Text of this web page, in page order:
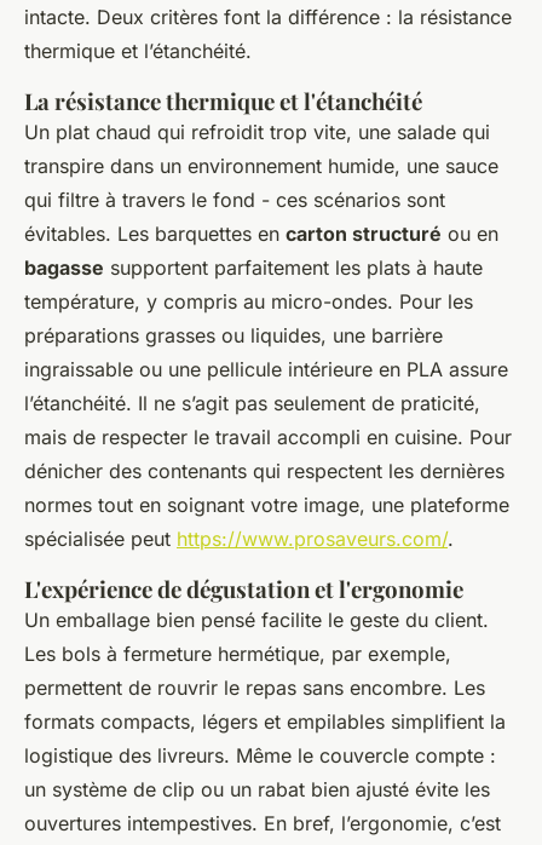
intacte. Deux critères font la différence : la résistance
thermique et l’étanchéité.
La résistance thermique et l'étanchéité
Un plat chaud qui refroidit trop vite, une salade qui
transpire dans un environnement humide, une sauce
qui filtre à travers le fond - ces scénarios sont
évitables. Les barquettes en carton structuré ou en
bagasse supportent parfaitement les plats à haute
température, y compris au micro-ondes. Pour les
préparations grasses ou liquides, une barrière
ingraissable ou une pellicule intérieure en PLA assure
l’étanchéité. Il ne s’agit pas seulement de praticité,
mais de respecter le travail accompli en cuisine. Pour
dénicher des contenants qui respectent les dernières
normes tout en soignant votre image, une plateforme
spécialisée peut https://www.prosaveurs.com/.
L'expérience de dégustation et l'ergonomie
Un emballage bien pensé facilite le geste du client.
Les bols à fermeture hermétique, par exemple,
permettent de rouvrir le repas sans encombre. Les
formats compacts, légers et empilables simplifient la
logistique des livreurs. Même le couvercle compte :
un système de clip ou un rabat bien ajusté évite les
ouvertures intempestives. En bref, l’ergonomie, c’est